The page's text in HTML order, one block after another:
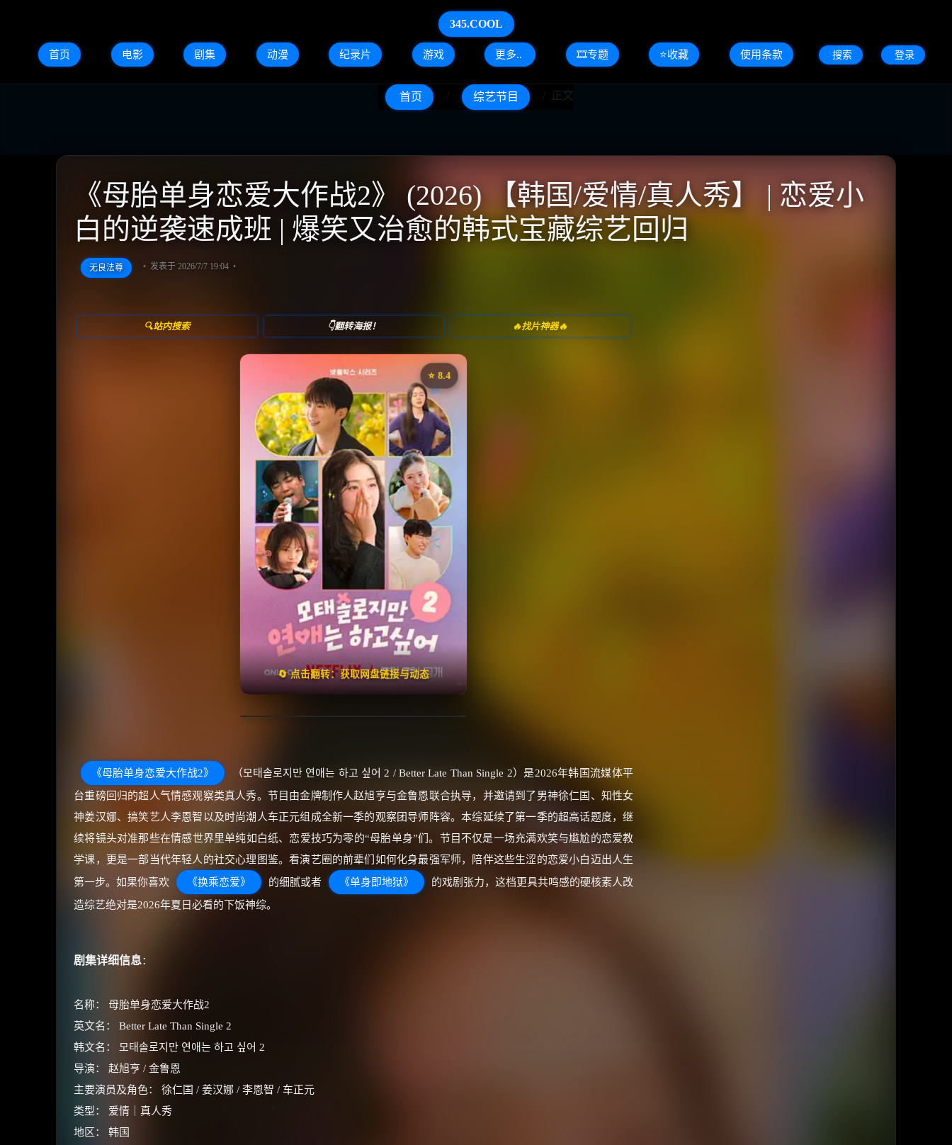
345.COOL
首页 电影 剧集 动漫 纪录片 游戏 更多.. 🎞️专题 ⭐️收藏 使用条款 搜索 登录
首页 综艺节目 正文
《母胎单身恋爱大作战2》 (2026) 【韩国/爱情/真人秀】 | 恋爱小
白的逆袭速成班 | 爆笑又治愈的韩式宝藏综艺回归
无良法尊 发表于 2026/7/7 19:04
🔍站内搜索 👇翻转海报！ 🔥找片神器🔥
⭐️ 8.4
🔄 点击翻转：获取网盘链接与动态
《母胎单身恋爱大作战》
⭐
⭐️ 评分：8.4 | 🎬 2025年
✅ 已完结
夸克网盘
失效请反馈
🧧️
天天领红包
《母胎单身恋爱大作战2》
（모태솔로지만 연애는 하고 싶어 2 / Better Late Than Single 2）是2026年韩国流媒体平
台重磅回归的超人气情感观察类真人秀。节目由金牌制作人赵旭亨与金鲁恩联合执导，并邀请到了男神徐仁国、知性女
神姜汉娜、搞笑艺人李恩智以及时尚潮人车正元组成全新一季的观察团导师阵容。本综延续了第一季的超高话题度，继
续将镜头对准那些在情感世界里单纯如白纸、恋爱技巧为零的“母胎单身”们。节目不仅是一场充满欢笑与尴尬的恋爱教
学课，更是一部当代年轻人的社交心理图鉴。看演艺圈的前辈们如何化身最强军师，陪伴这些生涩的恋爱小白迈出人生
第一步。如果你喜欢
《换乘恋爱》 的细腻或者 《单身即地狱》
的戏剧张力，这档更具共鸣感的硬核素人改
造综艺绝对是2026年夏日必看的下饭神综。
剧集详细信息：
名称： 母胎单身恋爱大作战2
英文名： Better Late Than Single 2
韩文名： 모태솔로지만 연애는 하고 싶어 2
导演： 赵旭亨 / 金鲁恩
主要演员及角色： 徐仁国 / 姜汉娜 / 李恩智 / 车正元
类型： 爱情｜真人秀
地区： 韩国